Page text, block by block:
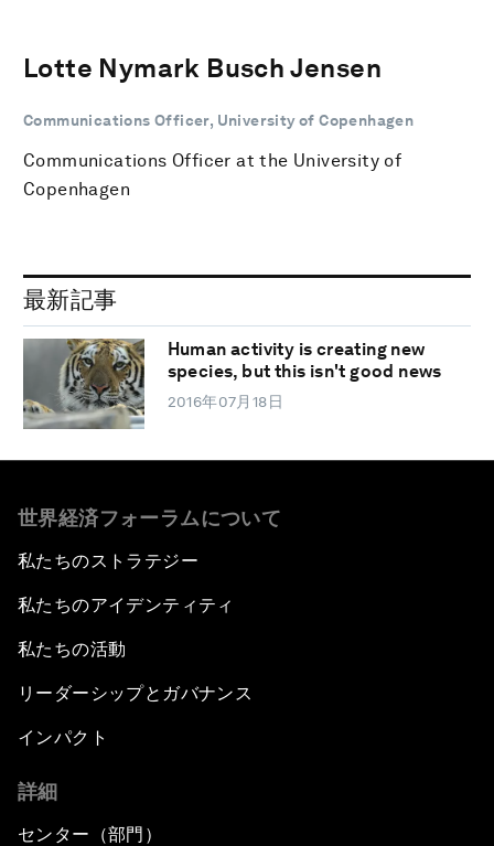
Lotte Nymark Busch Jensen
Communications Officer, University of Copenhagen
Communications Officer at the University of
Copenhagen
最新記事
Human activity is creating new
species, but this isn't good news
2016年07月18日
世界経済フォーラムについて
私たちのストラテジー
私たちのアイデンティティ
私たちの活動
リーダーシップとガバナンス
インパクト
詳細
センター（部門）